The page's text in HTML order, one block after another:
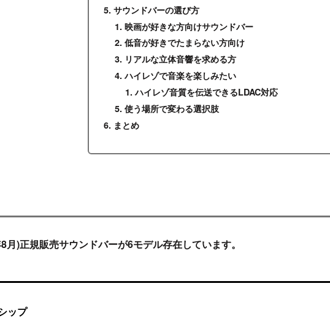
サウンドバーの選び方
映画が好きな方向けサウンドバー
低音が好きでたまらない方向け
リアルな立体音響を求める方
ハイレゾで音楽を楽しみたい
ハイレゾ音質を伝送できるLDAC対応
使う場所で変わる選択肢
まとめ
)正規販売サウンドバーが6モデル存在しています。
ップ